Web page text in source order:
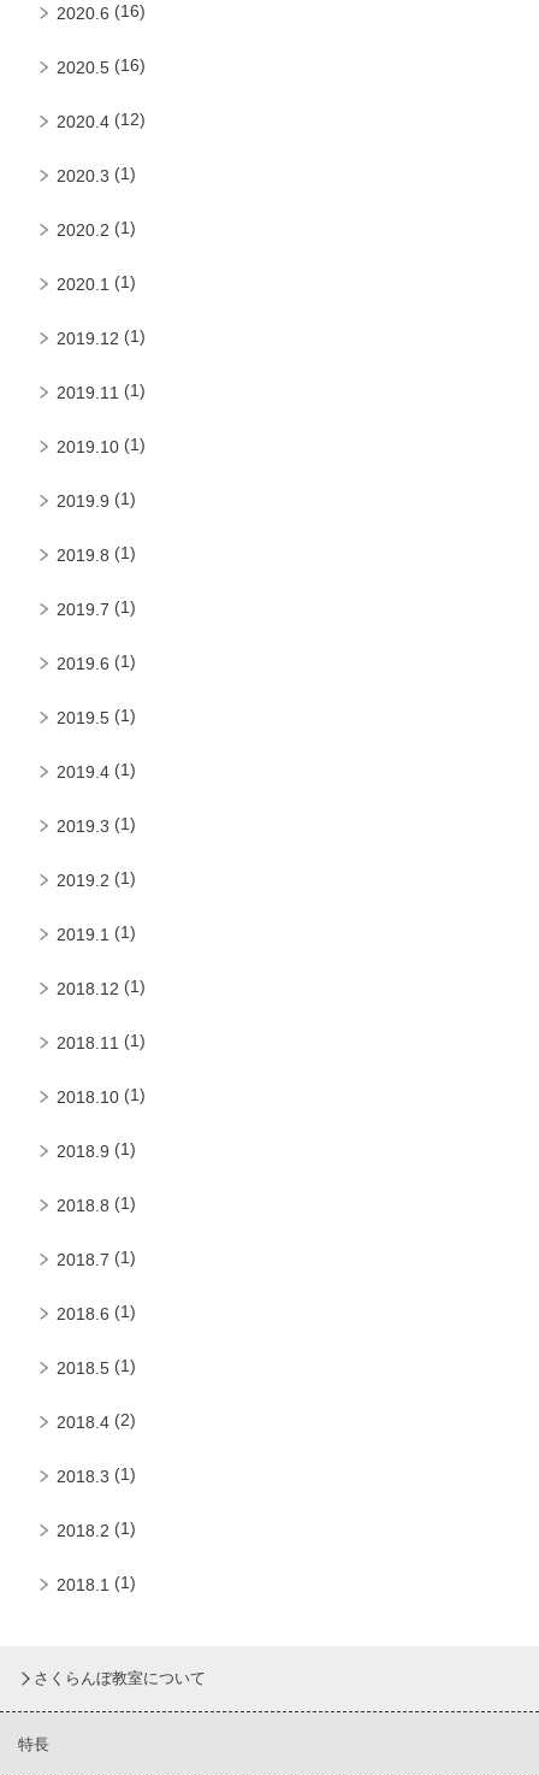
2020.6 (16)
2020.5 (16)
2020.4 (12)
2020.3 (1)
2020.2 (1)
2020.1 (1)
2019.12 (1)
2019.11 (1)
2019.10 (1)
2019.9 (1)
2019.8 (1)
2019.7 (1)
2019.6 (1)
2019.5 (1)
2019.4 (1)
2019.3 (1)
2019.2 (1)
2019.1 (1)
2018.12 (1)
2018.11 (1)
2018.10 (1)
2018.9 (1)
2018.8 (1)
2018.7 (1)
2018.6 (1)
2018.5 (1)
2018.4 (2)
2018.3 (1)
2018.2 (1)
2018.1 (1)
さくらんぼ教室について
特長